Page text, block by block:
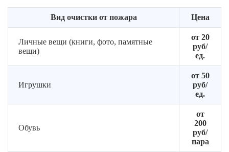
восстановление
вещей
и
чистки
химчистка)
Вид очистки от пожара Цена
Личные вещи (книги, фото, памятные
вещи)
от 20
руб/
ед.
Игрушки
от 50
руб/
ед.
Обувь
от
200
руб/
пара